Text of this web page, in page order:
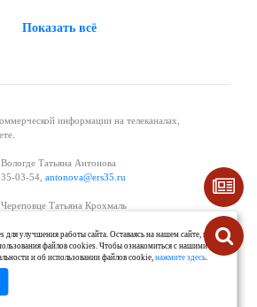
Показать всё
информации на телеканалах,
Татьяна Антонова
03-54, antonova@ers35.ru
Татьяна Крохмаль
в Великом Устюге Екатерина Вьюжанина 8(81738)
katrinv81@mail.ru
улучшения работы сайта. Оставаясь на нашем сайте, вы
файлов cookies. Чтобы ознакомиться с нашими
и об использовании файлов cookie,нажмите здесь.